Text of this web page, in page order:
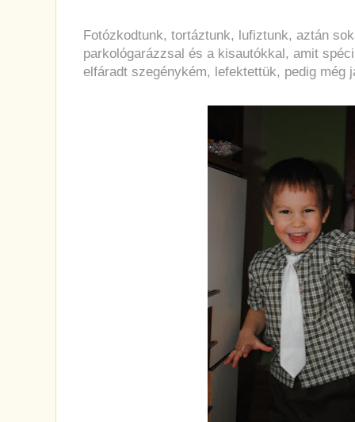
Fotózkodtunk, tortáztunk, lufiztunk, aztán
parkológarázzsal és a kisautókkal, amit
elfáradt szegénykém, lefektettük, pedig még